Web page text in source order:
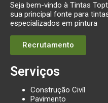
Seja bem-vindo à Tintas
sua principal fonte para
especializados em pintura
Recrutamento
Serviços
Construção Civíl
Pavimento